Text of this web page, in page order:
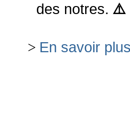
des notres. ⚠️
> En savoir